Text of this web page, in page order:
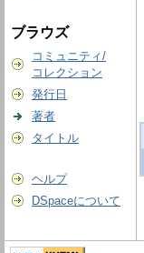
ブラウズ
コミュニティ/
コレクション
発行日
著者
タイトル
ヘルプ
DSpaceについて